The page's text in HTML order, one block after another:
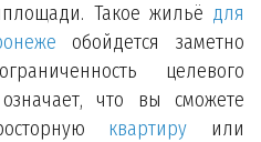
Такое жильё для
обойдется заметно
целевого
что вы сможете
квартиру или